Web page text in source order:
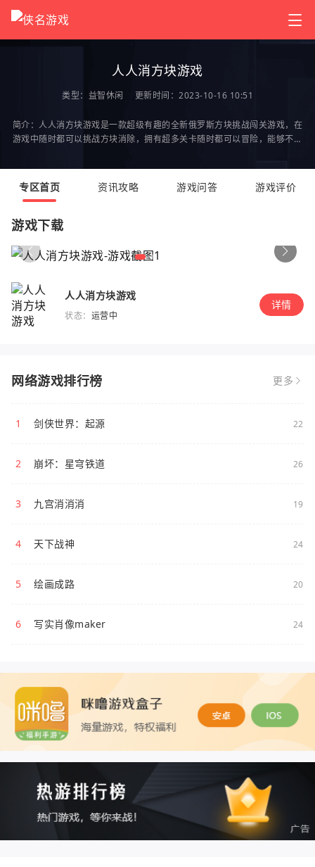
人人消方块游戏
类型： 益智休闲 更新时间：2023-10-16 10:51
简介：人人消方块游戏是一款超级有趣的全新俄罗斯方块挑战闯关游戏，在
游戏中随时都可以挑战方块消除，拥有超多关卡随时都可以冒险，能够不断
专区首页 资讯攻略 游戏问答 游戏评价
游戏下载
人人消方块游戏
状态： 运营中
详情
网络游戏排行榜 更多
1 剑侠世界：起源 22
2 崩坏：星穹铁道 26
3 九宫消消消 19
4 天下战神 24
5 绘画成路 20
6 写实肖像maker 24